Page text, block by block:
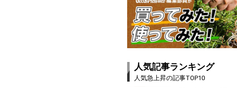
人気記事ランキング
人気急上昇の記事TOP10